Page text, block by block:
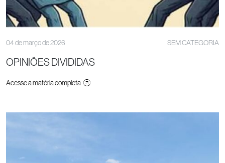
04 de março de 2026 SEM CATEGORIA
OPINIÕES DIVIDIDAS
Acesse a matéria completa